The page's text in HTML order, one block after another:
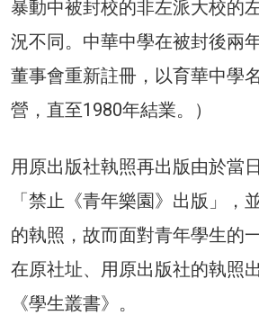
暴動中被封校的非左派大校的
況不同。中華中學在被封後兩
董事會重新註冊，以育華中學
營，直至1980年結業。）
用原出版社執照再出版由於當
「禁止《青年樂園》出版」，
的執照，故而面對青年學生的
在原社址、用原出版社的執照
《學生叢書》。